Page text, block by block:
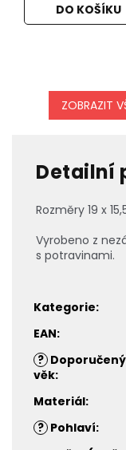
DO KOŠÍKU
ZOBRAZIT
Detailní
Rozměry 19 x
Vyrobeno z
s potravinami.
Kategorie:
EAN:
? Doporučený
věk:
Materiál:
? Pohlaví: